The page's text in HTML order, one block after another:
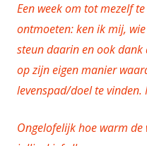
Een week om tot mezelf
ontmoeten: ken ik mij,
steun daarin en ook dank
op zijn eigen manier
levenspad/doel te vinden.
Ongelofelijk hoe warm